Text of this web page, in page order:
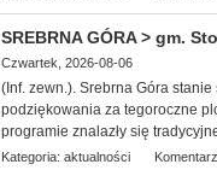
SREBRNA GÓRA > gm.
Czwartek, 2026-08-06
(Inf. zewn.). Srebrna Góra
podziękowania za tegoroczne
programie znalazły się
Kategoria: aktualności